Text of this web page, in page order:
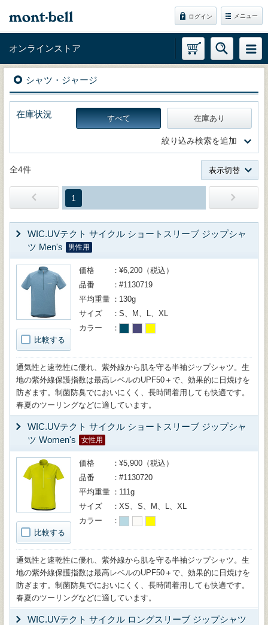
ログイン メニュー
オンラインストア
シャツ・ジャージ
在庫状況 すべて 在庫あり
絞り込み検索を追加
全4件 表示切替
1
WIC.UVテクト サイクル ショートスリーブ ジップシャ
ツ Men's
男性用
比較する
価格
¥6,200（税込）
品番
#1130719
平均重量
130g
サイズ
S、M、L、XL
カラー
通気性と速乾性に優れ、紫外線から肌を守る半袖ジップシャツ。生
地の紫外線保護指数は最高レベルのUPF50＋で、効果的に日焼けを
防ぎます。制菌防臭でにおいにくく、長時間着用しても快適です。
春夏のツーリングなどに適しています。
WIC.UVテクト サイクル ショートスリーブ ジップシャ
ツ Women's
女性用
比較する
価格
¥5,900（税込）
品番
#1130720
平均重量
111g
サイズ
XS、S、M、L、XL
カラー
通気性と速乾性に優れ、紫外線から肌を守る半袖ジップシャツ。生
地の紫外線保護指数は最高レベルのUPF50＋で、効果的に日焼けを
防ぎます。制菌防臭でにおいにくく、長時間着用しても快適です。
春夏のツーリングなどに適しています。
WIC.UVテクト サイクル ロングスリーブ ジップシャツ